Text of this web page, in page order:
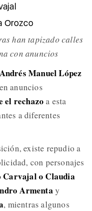
Orozco
han tapizado calles
con anuncios
Andrés Manuel López
anuncios
el rechazo a esta
a diferentes
existe repudio a
con personajes
o Claudia
Armenta y
, mientras algunos